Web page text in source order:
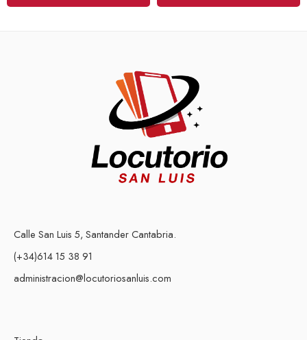
Calle San Luis 5, Santander Cantabria.
(+34)614 15 38 91
administracion@locutoriosanluis.com